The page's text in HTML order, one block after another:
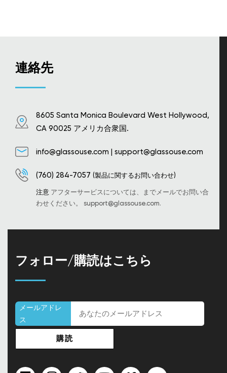
連絡先
8605 Santa Monica Boulevard West Hollywood,
CA 90025 アメリカ合衆国.
info@glassouse.com | support@glassouse.com
(760) 284-7057 (製品に関するお問い合わせ)
注意 アフターサービスについては、までメールでお問い合
わせください。 support@glassouse.com.
フォロー/購読はこちら
メールアドレ
ス